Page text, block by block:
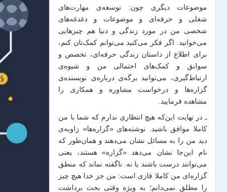
موضوعات دیگری چون: توسعه‌ی مهارت‌های
شغلی و حرفه‌ای و موضوعات و دغدغه‌های
شخصی من در مورد زندگی و دنیا هم چیزهایی
می‌خوانید. اگر فکر می‌کنید می‌توانم کمک‌تان کنم،
برای اطلاع از داستان زندگی حرفه‌ای، تخصص و
سوابق و کمک‌های احتمالی من و شیو‌ه‌ی
ارتباط‌گیری، می‌توانید برگه‌یدرباره‌ی نویسنده‌ی
گزاره‌ها و درخواست مشاوره و همکاری را
مشاهده فرمایید.
ـ در نهایت این‌که هیچ انتظاری ندارم که شما با من
کاملا موافق باشید. نوشته‌های «گزاره‌ها» زاویه‌ی
دید من را به مسائل نشان می‌دهند و همان‌طور که
نام این‌جا نشان می‌دهد «گزاره‌» هستند، یعنی
می‌توانند درست باشند یا نه. ناگفته نماند که منطق
گزاره‌ای من کاملا فازی است: من جز خدا هیچ چیز
را مطلق نمی‌دانم؛ به ویژه وقتی بحث برداشت